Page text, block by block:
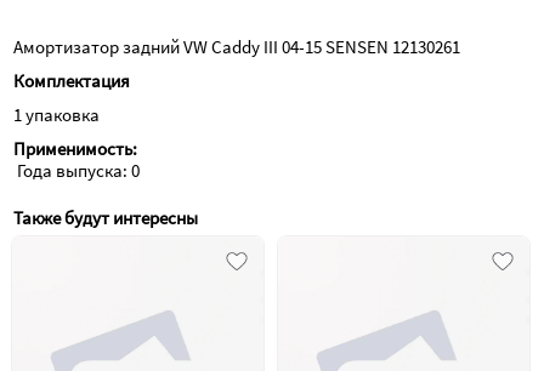
Амортизатор задний VW Caddy III 04-15 SENSEN 12130261
Комплектация
1 упаковка
Применимость:
Года выпуска: 0
Также будут интересны